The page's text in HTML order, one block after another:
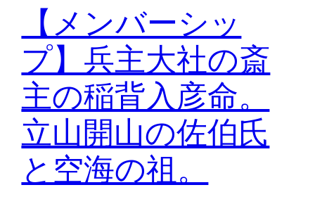
【メンバーシッ
プ】兵主大社の斎
主の稲背入彦命。
立山開山の佐伯氏
と空海の祖。